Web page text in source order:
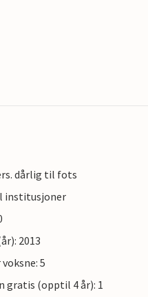
dårlig til fots
institusjoner
2013
5
gratis (opptil 4 år): 1